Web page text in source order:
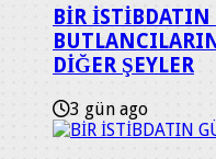
BİR
DİĞER ŞEYLER
3 gün ago